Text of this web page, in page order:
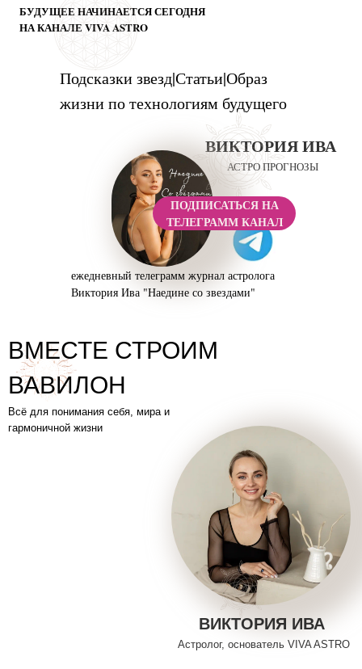
БУДУЩЕЕ НАЧИНАЕТСЯ СЕГОДНЯ
НА КАНАЛЕ VIVA ASTRO
ПОДПИСАТЬСЯ НА
ТЕЛЕГРАММ КАНАЛ
Подсказки звезд|Статьи|Образ
жизни по технологиям будущего
ежедневный телеграмм журнал астролога
Виктория Ива "Наедине со звездами"
ВИКТОРИЯ ИВА
АСТРО ПРОГНОЗЫ
ВИКТОРИЯ ИВА
Астролог, основатель VIVA ASTRO
ВМЕСТЕ СТРОИМ
ВАВИЛОН
Всё для понимания себя, мира и
гармоничной жизни